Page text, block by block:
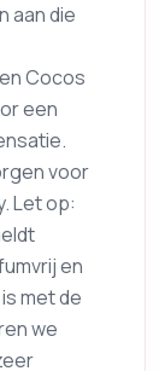
aan die
Cocos
een
voor
Let op:
en
met de
we